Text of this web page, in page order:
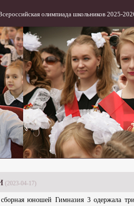
олимпиада школьников 2025-
(2023-04-17)
юношей Гимназия 3 одержала